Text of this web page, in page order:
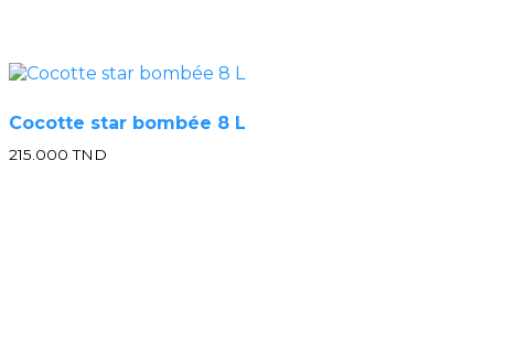
Cocotte star bombée 8 L
215.000TND